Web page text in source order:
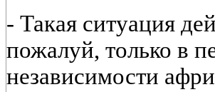
- Такая ситуация
пожалуй, только в
независимости